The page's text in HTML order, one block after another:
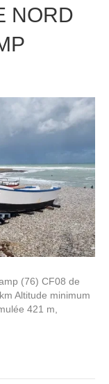
NORD
(76) CF08 de
Altitude minimum
421 m,